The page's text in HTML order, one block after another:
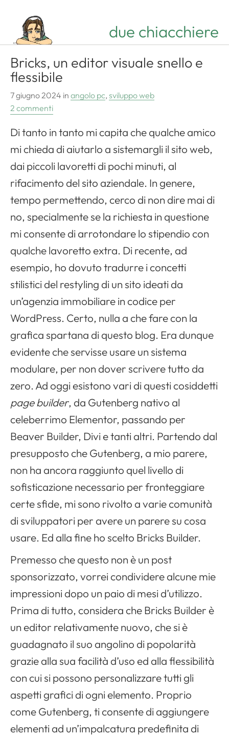
due chiacchiere
Bricks, un editor visuale snello e
flessibile
7 giugno 2024 in angolo pc, sviluppo web
2 commenti
Di tanto in tanto mi capita che qualche amico
mi chieda di aiutarlo a sistemargli il sito web,
dai piccoli lavoretti di pochi minuti, al
rifacimento del sito aziendale. In genere,
tempo permettendo, cerco di non dire mai di
no, specialmente se la richiesta in questione
mi consente di arrotondare lo stipendio con
qualche lavoretto extra. Di recente, ad
esempio, ho dovuto tradurre i concetti
stilistici del restyling di un sito ideati da
un’agenzia immobiliare in codice per
WordPress. Certo, nulla a che fare con la
grafica spartana di questo blog. Era dunque
evidente che servisse usare un sistema
modulare, per non dover scrivere tutto da
zero. Ad oggi esistono vari di questi cosiddetti
page builder, da Gutenberg nativo al
celeberrimo Elementor, passando per
Beaver Builder, Divi e tanti altri. Partendo dal
presupposto che Gutenberg, a mio parere,
non ha ancora raggiunto quel livello di
sofisticazione necessario per fronteggiare
certe sfide, mi sono rivolto a varie comunità
di sviluppatori per avere un parere su cosa
usare. Ed alla fine ho scelto Bricks Builder.
Premesso che questo non è un post
sponsorizzato, vorrei condividere alcune mie
impressioni dopo un paio di mesi d’utilizzo.
Prima di tutto, considera che Bricks Builder è
un editor relativamente nuovo, che si è
guadagnato il suo angolino di popolarità
grazie alla sua facilità d’uso ed alla flessibilità
con cui si possono personalizzare tutti gli
aspetti grafici di ogni elemento. Proprio
come Gutenberg, ti consente di aggiungere
elementi ad un’impalcatura predefinita di